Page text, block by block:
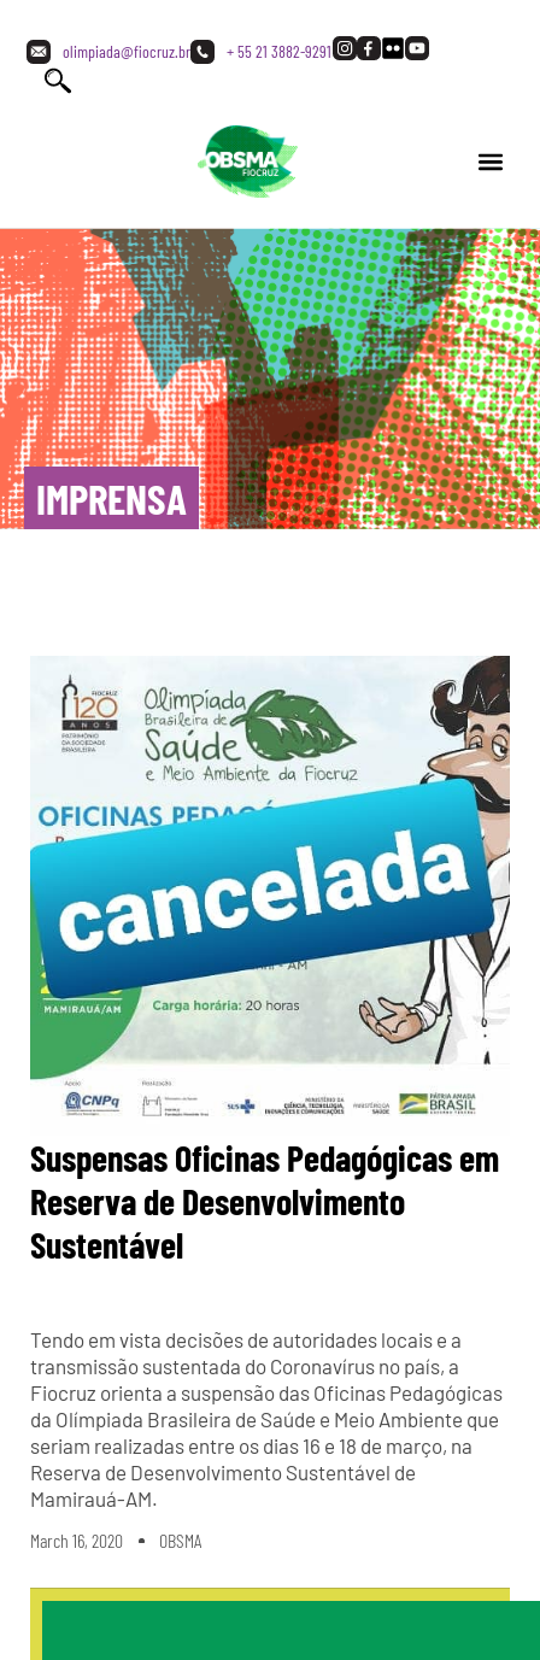
olimpiada@fiocruz.br + 55 21 3882-9291
IMPRENSA
Suspensas Oficinas Pedagógicas em
Reserva de Desenvolvimento
Sustentável
Tendo em vista decisões de autoridades locais e a
transmissão sustentada do Coronavírus no país, a
Fiocruz orienta a suspensão das Oficinas Pedagógicas
da Olímpiada Brasileira de Saúde e Meio Ambiente que
seriam realizadas entre os dias 16 e 18 de março, na
Reserva de Desenvolvimento Sustentável de
Mamirauá-AM.
March 16, 2020 OBSMA